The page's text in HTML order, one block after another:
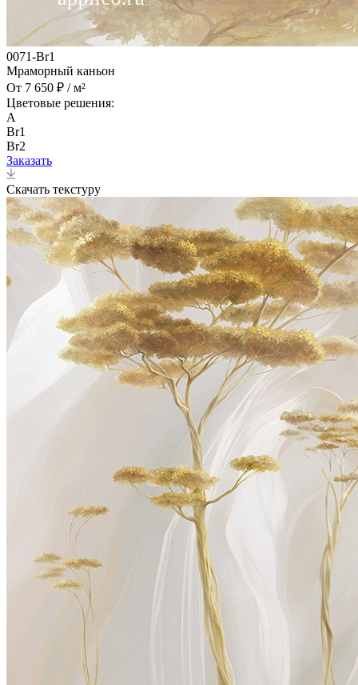
0071-Br1
Мраморный каньон
От 7 650 ₽ / м²
Цветовые решения:
A
Br1
Br2
Заказать
Скачать текстуру